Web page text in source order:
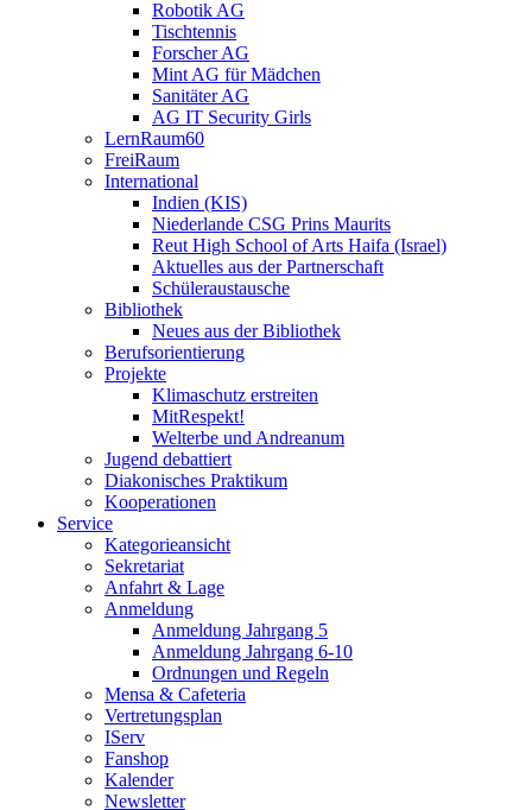
Robotik AG
Tischtennis
Forscher AG
Mint AG für Mädchen
Sanitäter AG
AG IT Security Girls
LernRaum60
FreiRaum
International
Indien (KIS)
Niederlande CSG Prins Maurits
Reut High School of Arts Haifa (Israel)
Aktuelles aus der Partnerschaft
Schüleraustausche
Bibliothek
Neues aus der Bibliothek
Berufsorientierung
Projekte
Klimaschutz erstreiten
MitRespekt!
Welterbe und Andreanum
Jugend debattiert
Diakonisches Praktikum
Kooperationen
Service
Kategorieansicht
Sekretariat
Anfahrt & Lage
Anmeldung
Anmeldung Jahrgang 5
Anmeldung Jahrgang 6-10
Ordnungen und Regeln
Mensa & Cafeteria
Vertretungsplan
IServ
Fanshop
Kalender
Newsletter